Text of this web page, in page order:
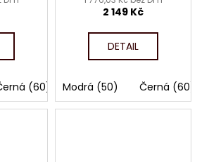
(60) Šedivá (71)
2 149 Kč
DETAIL
Modrá (50) Černá (60)